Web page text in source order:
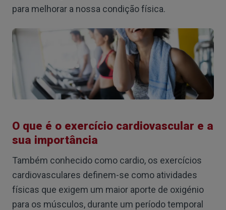
para melhorar a nossa condição física.
O que é o exercício cardiovascular e a
sua importância
Também conhecido como cardio, os exercícios
cardiovasculares definem-se como atividades
físicas que exigem um maior aporte de oxigénio
para os músculos, durante um período temporal